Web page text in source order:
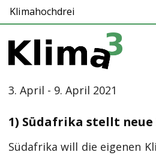
Klimahochdrei
3. April - 9. April 2021
1) Südafrika stellt
Südafrika will die eigenen